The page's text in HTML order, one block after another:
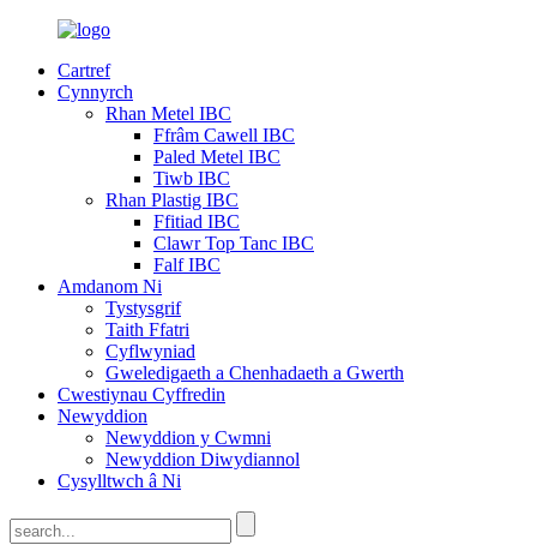
Cartref
Cynnyrch
Rhan Metel IBC
Ffrâm Cawell IBC
Paled Metel IBC
Tiwb IBC
Rhan Plastig IBC
Ffitiad IBC
Clawr Top Tanc IBC
Falf IBC
Amdanom Ni
Tystysgrif
Taith Ffatri
Cyflwyniad
Gweledigaeth a Chenhadaeth a Gwerth
Cwestiynau Cyffredin
Newyddion
Newyddion y Cwmni
Newyddion Diwydiannol
Cysylltwch â Ni